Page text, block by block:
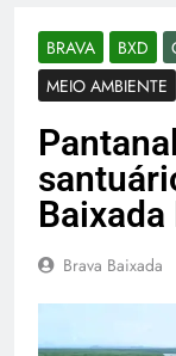
BRAVA BXD
MEIO AMBIENTE
Brava Baixada